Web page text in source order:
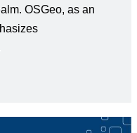
OSGeo, as an